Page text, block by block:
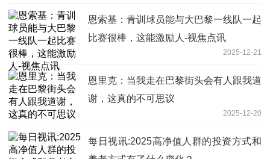
恩索基：青训球员能与大巴黎一线队一起
比赛很棒，这能激励人-视焦点讯
2025-12-21
恩里克：当我走在巴黎街头会有人跟我道
谢，这真的不可思议
2025-12-20
每日视讯:2025高净值人群的投资方式和